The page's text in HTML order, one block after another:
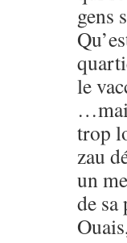
gens
le
trop
zau
un
de sa